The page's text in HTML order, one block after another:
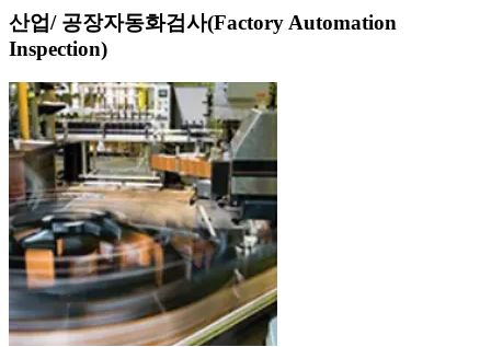
산업/ 공장자동화검사(Factory Automation
Inspection)